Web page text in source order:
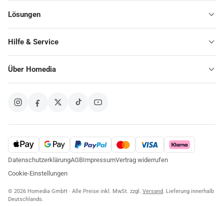
Lösungen
Hilfe & Service
Über Homedia
DatenschutzerklärungAGBImpressumVertrag widerrufen
Cookie-Einstellungen
© 2026 Homedia GmbH · Alle Preise inkl. MwSt. zzgl. Versand . Lieferung innerhalb
Deutschlands.